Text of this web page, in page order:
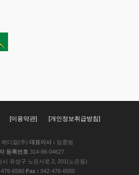
[이용약관] [개인정보취급방침]
메디칼(주) 대표이사 : 임종범
등록번호 314-86-04627
시 유성구 노은서로 2, 201(노은동)
6560 Fax : 042-476-6550